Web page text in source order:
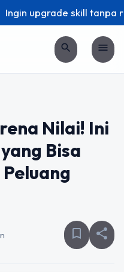
upgrade skill tanpa
search menu
Nilai! Ini
Bisa
bookmark_border share